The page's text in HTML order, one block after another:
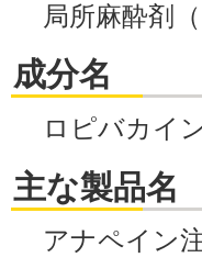
局所麻酔剤（
成分名
ロピバカイ
主な製品名
アナペイン注